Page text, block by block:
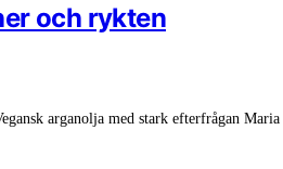
och rykten
arganolja med stark efterfrågan